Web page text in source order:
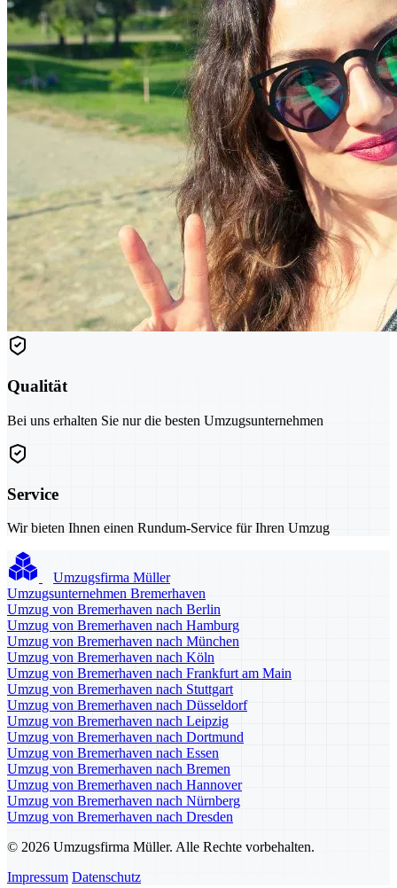
Qualität
Bei uns erhalten Sie nur die besten Umzugsunternehmen
Service
Wir bieten Ihnen einen Rundum-Service für Ihren Umzug
Umzugsfirma Müller
Umzugsunternehmen Bremerhaven
Umzug von Bremerhaven nach Berlin
Umzug von Bremerhaven nach Hamburg
Umzug von Bremerhaven nach München
Umzug von Bremerhaven nach Köln
Umzug von Bremerhaven nach Frankfurt am Main
Umzug von Bremerhaven nach Stuttgart
Umzug von Bremerhaven nach Düsseldorf
Umzug von Bremerhaven nach Leipzig
Umzug von Bremerhaven nach Dortmund
Umzug von Bremerhaven nach Essen
Umzug von Bremerhaven nach Bremen
Umzug von Bremerhaven nach Hannover
Umzug von Bremerhaven nach Nürnberg
Umzug von Bremerhaven nach Dresden
© 2026 Umzugsfirma Müller. Alle Rechte vorbehalten.
Impressum Datenschutz